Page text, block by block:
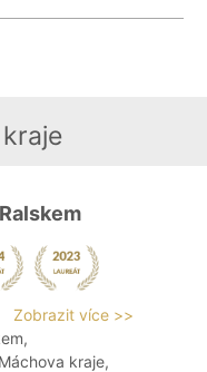
Zobrazit více >>
kraje,